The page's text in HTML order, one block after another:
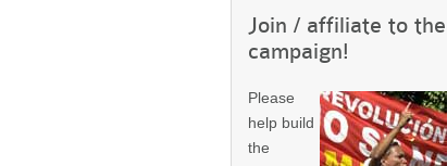
Join / affiliate to the
campaign!
Please
help build
the